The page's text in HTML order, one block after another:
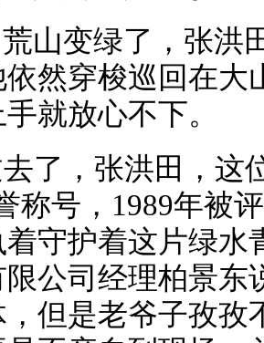
山变绿了，张洪
依然穿梭巡回在大
就放心不下。
了，张洪田，这
称号，1989年被
着守护着这片绿
公司经理柏景东
但是老爷子孜孜